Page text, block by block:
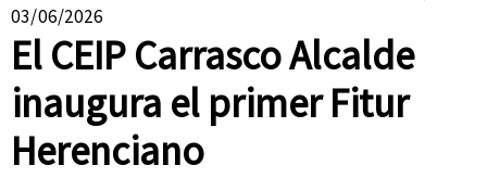
03/06/2026
El CEIP Carrasco Alcalde
inaugura el primer Fitur
Herenciano